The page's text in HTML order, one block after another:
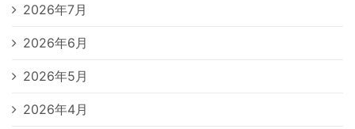
2026年7月
2026年6月
2026年5月
2026年4月